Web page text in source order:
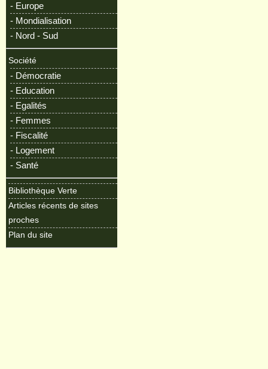
- Europe
- Mondialisation
- Nord - Sud
Société
- Démocratie
- Education
- Egalités
- Femmes
- Fiscalité
- Logement
- Santé
Bibliothèque Verte
Articles récents de sites
proches
Plan du site